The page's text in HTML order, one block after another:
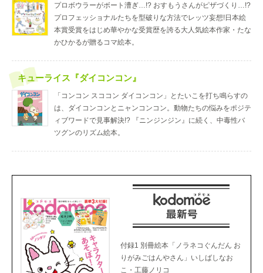
プロボウラーがボート漕ぎ…!? おすもうさんがピザづくり…!?
プロフェッショナルたちを型破りな方法でレッツ妄想!日本絵
本賞受賞をはじめ華やかな受賞歴を誇る大人気絵本作家・たな
かひかるが贈るコマ絵本。
キューライス『ダイコンコン』
「コンコン スココン ダイコンコン」とたいこを打ち鳴らすの
は、ダイコンコンとニャンコンコン。動物たちの悩みをポジテ
ィブワードで見事解決!? 『ニンジンジン』に続く、中毒性バ
ツグンのリズム絵本。
付録1 別冊絵本「ノラネコぐんだん お
りがみごはんやさん」いしばしなお
こ・工藤ノリコ